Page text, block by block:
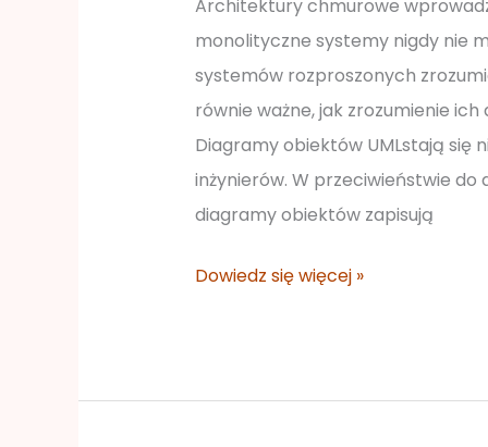
Architektury chmurowe
monolityczne systemy nigdy nie
systemów rozproszonych
równie ważne, jak zrozumienie
Diagramy obiektów UMLstają się
inżynierów. W przeciwieństwie
diagramy obiektów zapisują
Dowiedz się więcej »